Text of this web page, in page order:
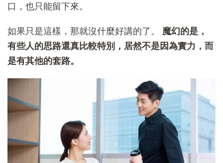
口，也只能留下來。
如果只是這樣，那就沒什麼好講的了。 魔幻的是，
有些人的思路還真比較特別，居然不是因為實力，而
是有其他的套路。